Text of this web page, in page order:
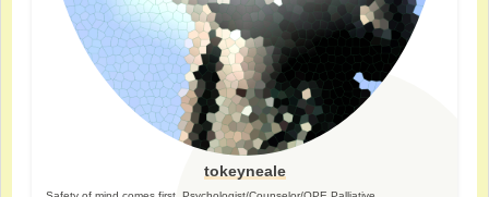
tokeyneale